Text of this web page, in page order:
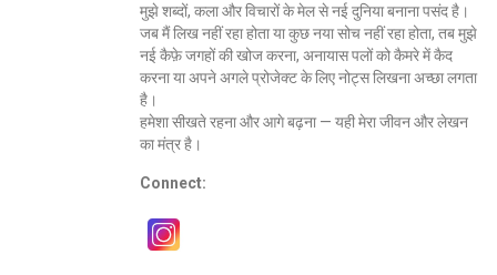
मुझे शब्दों, कला और विचारों के मेल से नई दुनिया बनाना पसंद है।
जब मैं लिख नहीं रहा होता या कुछ नया सोच नहीं रहा होता, तब मुझे
नई कैफ़े जगहों की खोज करना, अनायास पलों को कैमरे में कैद
करना या अपने अगले प्रोजेक्ट के लिए नोट्स लिखना अच्छा लगता
है।
हमेशा सीखते रहना और आगे बढ़ना — यही मेरा जीवन और लेखन
का मंत्र है।
Connect: